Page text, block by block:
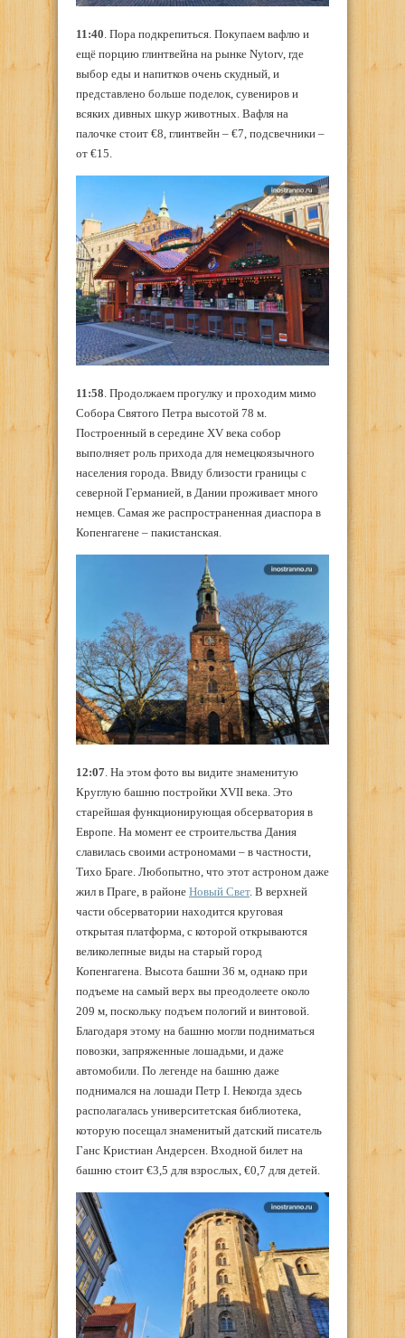
11:40 . Пора подкрепиться. Покупаем вафлю и
ещё порцию глинтвейна на рынке Nytorv, где
выбор еды и напитков очень скудный, и
представлено больше поделок, сувениров и
всяких дивных шкур животных. Вафля на
палочке стоит €8, глинтвейн – €7, подсвечники –
от €15.
11:58 . Продолжаем прогулку и проходим мимо
Собора Святого Петра высотой 78 м.
Построенный в середине XV века собор
выполняет роль прихода для немецкоязычного
населения города. Ввиду близости границы с
северной Германией, в Дании проживает много
немцев. Самая же распространенная диаспора в
Копенгагене – пакистанская.
12:07. На этом фото вы видите знаменитую
Круглую башню постройки XVII века. Это
старейшая функционирующая обсерватория в
Европе. На момент ее строительства Дания
славилась своими астрономами – в частности,
Тихо Браге. Любопытно, что этот астроном даже
жил в Праге, в районе Новый Свет. В верхней
части обсерватории находится круговая
открытая платформа, с которой открываются
великолепные виды на старый город
Копенгагена. Высота башни 36 м, однако при
подъеме на самый верх вы преодолеете около
209 м, поскольку подъем пологий и винтовой.
Благодаря этому на башню могли подниматься
повозки, запряженные лошадьми, и даже
автомобили. По легенде на башню даже
поднимался на лошади Петр I. Некогда здесь
располагалась университетская библиотека,
которую посещал знаменитый датский писатель
Ганс Кристиан Андерсен. Входной билет на
башню стоит €3,5 для взрослых, €0,7 для детей.